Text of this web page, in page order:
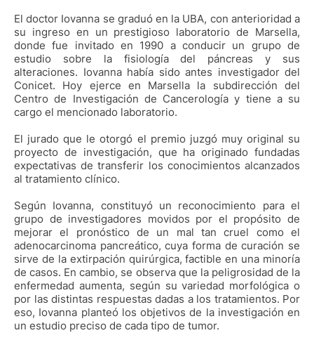
El doctor Iovanna se graduó en la UBA, con anterioridad a
su ingreso en un prestigioso laboratorio de Marsella,
donde fue invitado en 1990 a conducir un grupo de
estudio sobre la fisiología del páncreas y sus
alteraciones. Iovanna había sido antes investigador del
Conicet. Hoy ejerce en Marsella la subdirección del
Centro de Investigación de Cancerología y tiene a su
cargo el mencionado laboratorio.
El jurado que le otorgó el premio juzgó muy original su
proyecto de investigación, que ha originado fundadas
expectativas de transferir los conocimientos alcanzados
al tratamiento clínico.
Según Iovanna, constituyó un reconocimiento para el
grupo de investigadores movidos por el propósito de
mejorar el pronóstico de un mal tan cruel como el
adenocarcinoma pancreático, cuya forma de curación se
sirve de la extirpación quirúrgica, factible en una minoría
de casos. En cambio, se observa que la peligrosidad de la
enfermedad aumenta, según su variedad morfológica o
por las distintas respuestas dadas a los tratamientos. Por
eso, Iovanna planteó los objetivos de la investigación en
un estudio preciso de cada tipo de tumor.